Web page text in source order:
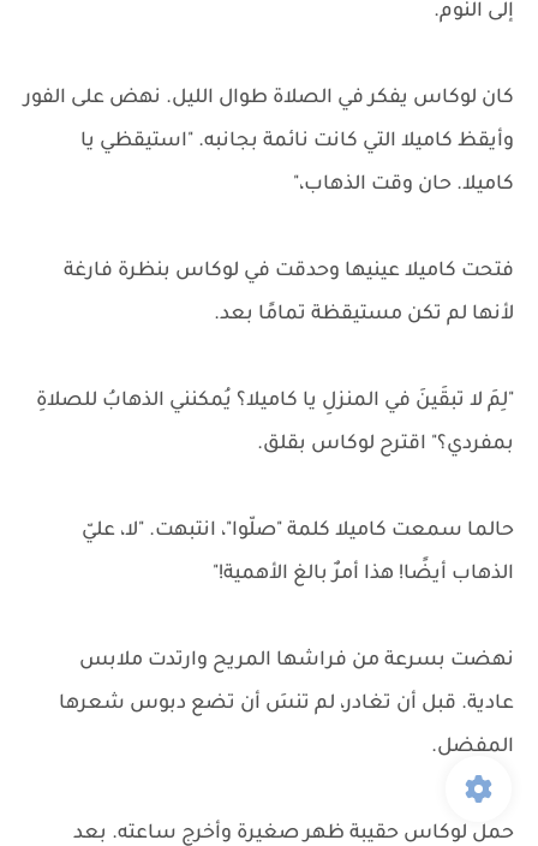
إلى النوم.
كان لوكاس يفكر في الصلاة طوال الليل. نهض على الفور
وأيقظ كاميلا التي كانت نائمة بجانبه. "استيقظي يا
كاميلا. حان وقت الذهاب،"
فتحت كاميلا عينيها وحدقت في لوكاس بنظرة فارغة
لأنها لم تكن مستيقظة تمامًا بعد.
"لِمَ لا تبقَينَ في المنزلِ يا كاميلا؟ يُمكنني الذهابُ للصلاةِ
بمفردي؟" اقترح لوكاس بقلق.
حالما سمعت كاميلا كلمة "صلّوا"، انتبهت. "لا، عليّ
الذهاب أيضًا! هذا أمرٌ بالغ الأهمية!"
نهضت بسرعة من فراشها المريح وارتدت ملابس
عادية. قبل أن تغادر، لم تنسَ أن تضع دبوس شعرها
المفضل.
حمل لوكاس حقيبة ظهر صغيرة وأخرج ساعته. بعد